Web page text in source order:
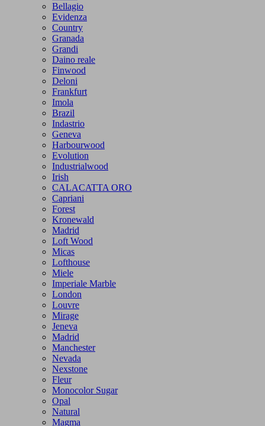
Bellagio
Evidenza
Country
Granada
Grandi
Daino reale
Finwood
Deloni
Frankfurt
Imola
Brazil
Indastrio
Geneva
Harbourwood
Evolution
Industrialwood
Irish
CALACATTA ORO
Capriani
Forest
Kronewald
Madrid
Loft Wood
Micas
Lofthouse
Miele
Imperiale Marble
London
Louvre
Mirage
Jeneva
Madrid
Manchester
Nevada
Nexstone
Fleur
Monocolor Sugar
Opal
Natural
Magma